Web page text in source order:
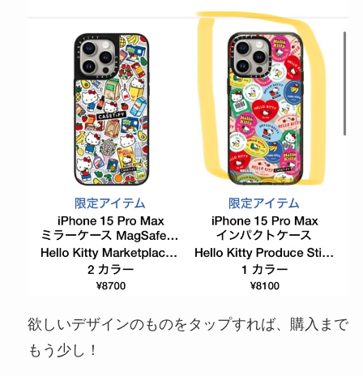
欲しいデザインのものをタップすれば、購入まで
もう少し！